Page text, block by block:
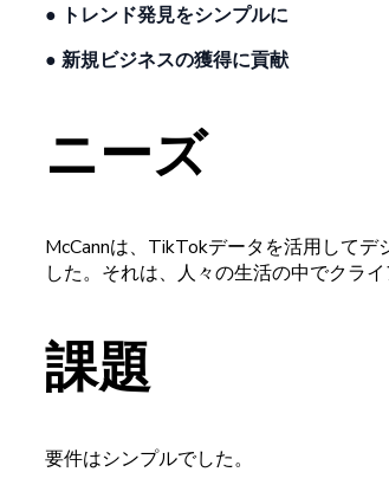
● トレンド発見をシンプルに
● 新規ビジネスの獲得に貢献
ニーズ
McCannは、 TikTokデータを活用してデ
した。 それは、 人々の生活の中でクラ
課題
要件はシンプルでした。